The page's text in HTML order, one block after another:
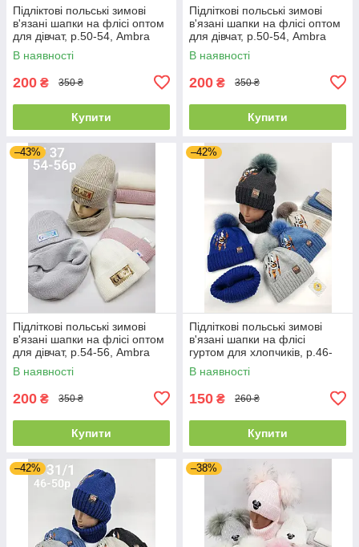
Підліктові польські зимові
в'язані шапки на флісі оптом
для дівчат, р.50-54, Ambra
В наявності
200 ₴ 350 ₴
Купити
Підліткові польські зимові
в'язані шапки на флісі оптом
для дівчат, р.50-54, Ambra
В наявності
200 ₴ 350 ₴
Купити
–43%
Підліткові польські зимові
в'язані шапки на флісі оптом
для дівчат, р.54-56, Ambra
В наявності
200 ₴ 350 ₴
Купити
–42%
Підліткові польські зимові
в'язані шапки на флісі
гуртом для хлопчиків, р.46-
48, Ambra (Польща)
В наявності
150 ₴ 260 ₴
Купити
–42% –38%